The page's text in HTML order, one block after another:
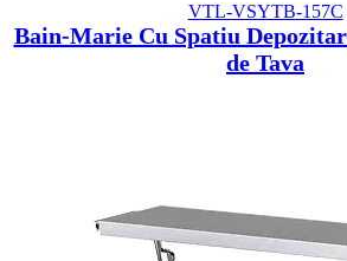
VTL-VSYTB-157C
Bain-Marie Cu Spatiu
de Tava